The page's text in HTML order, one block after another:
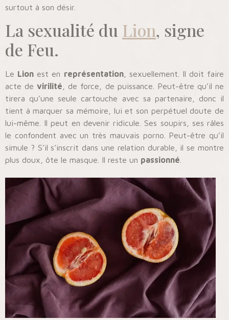
surtout à son désir.
La sexualité du Lion, signe
de Feu.
Le Lion est en représentation, sexuellement. Il doit faire
acte devirilité , de force, de puissance. Peut-être qu’il ne
tirera qu’une seule cartouche avec sa partenaire, donc il
tient à marquer sa mémoire, lui et son perpétuel doute de
lui-même. Il peut en devenir ridicule. Ses soupirs, ses râles
le confondent avec un très mauvais porno. Peut-être qu’il
simule ? S’il s’inscrit dans une relation durable, il se montre
plus doux, ôte le masque. Il reste un passionné